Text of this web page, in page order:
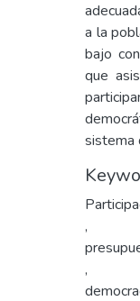
a la
bajo
que
sistema
,
,